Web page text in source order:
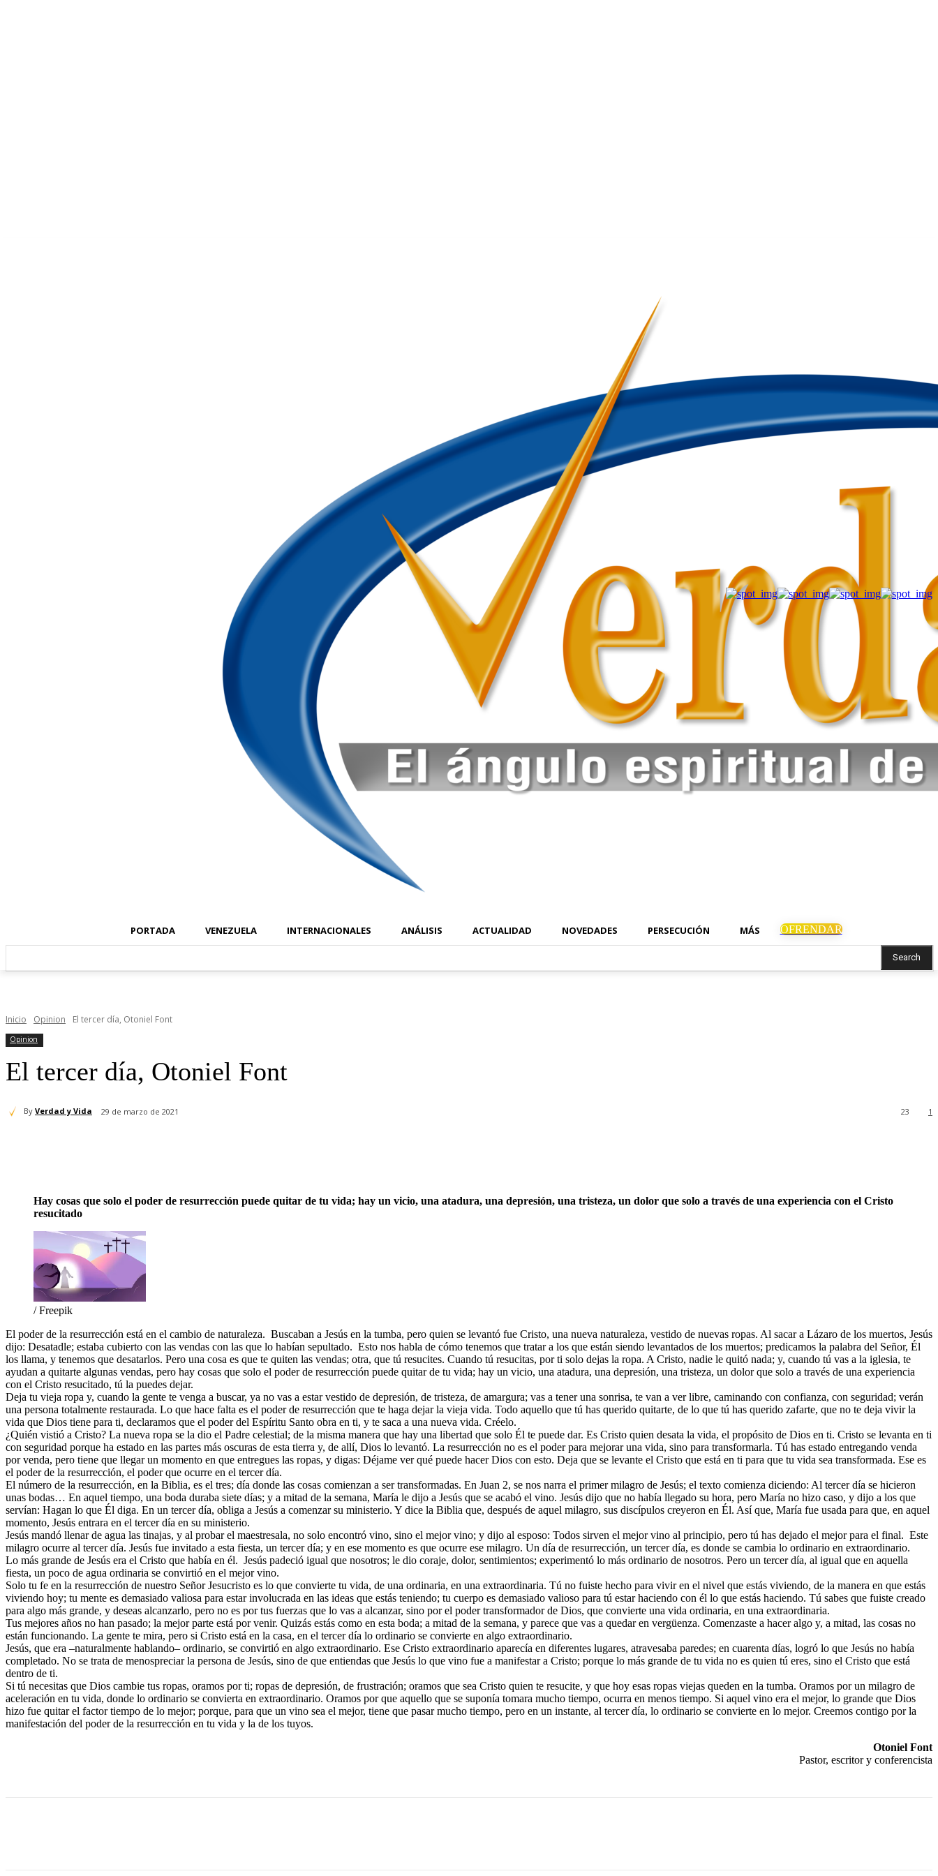
PORTADA VENEZUELA INTERNACIONALES ANÁLISIS ACTUALIDAD NOVEDADES PERSECUCIÓN MÁS OFRENDAR
Search
Inicio Opinion El tercer día, Otoniel Font
Opinion
El tercer día, Otoniel Font
By Verdad y Vida 29 de marzo de 2021 1
23
Hay cosas que solo el poder de resurrección puede quitar de tu vida; hay un vicio, una atadura, una depresión, una tristeza, un dolor que solo a través de una experiencia con el Cristo
resucitado
/ Freepik
El poder de la resurrección está en el cambio de naturaleza. Buscaban a Jesús en la tumba, pero quien se levantó fue Cristo, una nueva naturaleza, vestido de nuevas ropas. Al sacar a Lázaro de los muertos, Jesús
dijo: Desatadle; estaba cubierto con las vendas con las que lo habían sepultado. Esto nos habla de cómo tenemos que tratar a los que están siendo levantados de los muertos; predicamos la palabra del Señor, Él
los llama, y tenemos que desatarlos. Pero una cosa es que te quiten las vendas; otra, que tú resucites. Cuando tú resucitas, por ti solo dejas la ropa. A Cristo, nadie le quitó nada; y, cuando tú vas a la iglesia, te
ayudan a quitarte algunas vendas, pero hay cosas que solo el poder de resurrección puede quitar de tu vida; hay un vicio, una atadura, una depresión, una tristeza, un dolor que solo a través de una experiencia
con el Cristo resucitado, tú la puedes dejar.
Deja tu vieja ropa y, cuando la gente te venga a buscar, ya no vas a estar vestido de depresión, de tristeza, de amargura; vas a tener una sonrisa, te van a ver libre, caminando con confianza, con seguridad; verán
una persona totalmente restaurada. Lo que hace falta es el poder de resurrección que te haga dejar la vieja vida. Todo aquello que tú has querido quitarte, de lo que tú has querido zafarte, que no te deja vivir la
vida que Dios tiene para ti, declaramos que el poder del Espíritu Santo obra en ti, y te saca a una nueva vida. Créelo.
¿Quién vistió a Cristo? La nueva ropa se la dio el Padre celestial; de la misma manera que hay una libertad que solo Él te puede dar. Es Cristo quien desata la vida, el propósito de Dios en ti. Cristo se levanta en ti
con seguridad porque ha estado en las partes más oscuras de esta tierra y, de allí, Dios lo levantó. La resurrección no es el poder para mejorar una vida, sino para transformarla. Tú has estado entregando venda
por venda, pero tiene que llegar un momento en que entregues las ropas, y digas: Déjame ver qué puede hacer Dios con esto. Deja que se levante el Cristo que está en ti para que tu vida sea transformada. Ese es
el poder de la resurrección, el poder que ocurre en el tercer día.
El número de la resurrección, en la Biblia, es el tres; día donde las cosas comienzan a ser transformadas. En Juan 2, se nos narra el primer milagro de Jesús; el texto comienza diciendo: Al tercer día se hicieron
unas bodas… En aquel tiempo, una boda duraba siete días; y a mitad de la semana, María le dijo a Jesús que se acabó el vino. Jesús dijo que no había llegado su hora, pero María no hizo caso, y dijo a los que
servían: Hagan lo que Él diga. En un tercer día, obliga a Jesús a comenzar su ministerio. Y dice la Biblia que, después de aquel milagro, sus discípulos creyeron en Él. Así que, María fue usada para que, en aquel
momento, Jesús entrara en el tercer día en su ministerio.
Jesús mandó llenar de agua las tinajas, y al probar el maestresala, no solo encontró vino, sino el mejor vino; y dijo al esposo: Todos sirven el mejor vino al principio, pero tú has dejado el mejor para el final. Este
milagro ocurre al tercer día. Jesús fue invitado a esta fiesta, un tercer día; y en ese momento es que ocurre ese milagro. Un día de resurrección, un tercer día, es donde se cambia lo ordinario en extraordinario.
Lo más grande de Jesús era el Cristo que había en él. Jesús padeció igual que nosotros; le dio coraje, dolor, sentimientos; experimentó lo más ordinario de nosotros. Pero un tercer día, al igual que en aquella
fiesta, un poco de agua ordinaria se convirtió en el mejor vino.
Solo tu fe en la resurrección de nuestro Señor Jesucristo es lo que convierte tu vida, de una ordinaria, en una extraordinaria. Tú no fuiste hecho para vivir en el nivel que estás viviendo, de la manera en que estás
viviendo hoy; tu mente es demasiado valiosa para estar involucrada en las ideas que estás teniendo; tu cuerpo es demasiado valioso para tú estar haciendo con él lo que estás haciendo. Tú sabes que fuiste creado
para algo más grande, y deseas alcanzarlo, pero no es por tus fuerzas que lo vas a alcanzar, sino por el poder transformador de Dios, que convierte una vida ordinaria, en una extraordinaria.
Tus mejores años no han pasado; la mejor parte está por venir. Quizás estás como en esta boda; a mitad de la semana, y parece que vas a quedar en vergüenza. Comenzaste a hacer algo y, a mitad, las cosas no
están funcionando. La gente te mira, pero si Cristo está en la casa, en el tercer día lo ordinario se convierte en algo extraordinario.
Jesús, que era –naturalmente hablando– ordinario, se convirtió en algo extraordinario. Ese Cristo extraordinario aparecía en diferentes lugares, atravesaba paredes; en cuarenta días, logró lo que Jesús no había
completado. No se trata de menospreciar la persona de Jesús, sino de que entiendas que Jesús lo que vino fue a manifestar a Cristo; porque lo más grande de tu vida no es quien tú eres, sino el Cristo que está
dentro de ti.
Si tú necesitas que Dios cambie tus ropas, oramos por ti; ropas de depresión, de frustración; oramos que sea Cristo quien te resucite, y que hoy esas ropas viejas queden en la tumba. Oramos por un milagro de
aceleración en tu vida, donde lo ordinario se convierta en extraordinario. Oramos por que aquello que se suponía tomara mucho tiempo, ocurra en menos tiempo. Si aquel vino era el mejor, lo grande que Dios
hizo fue quitar el factor tiempo de lo mejor; porque, para que un vino sea el mejor, tiene que pasar mucho tiempo, pero en un instante, al tercer día, lo ordinario se convierte en lo mejor. Creemos contigo por la
manifestación del poder de la resurrección en tu vida y la de los tuyos.
Otoniel Font
Pastor, escritor y conferencista